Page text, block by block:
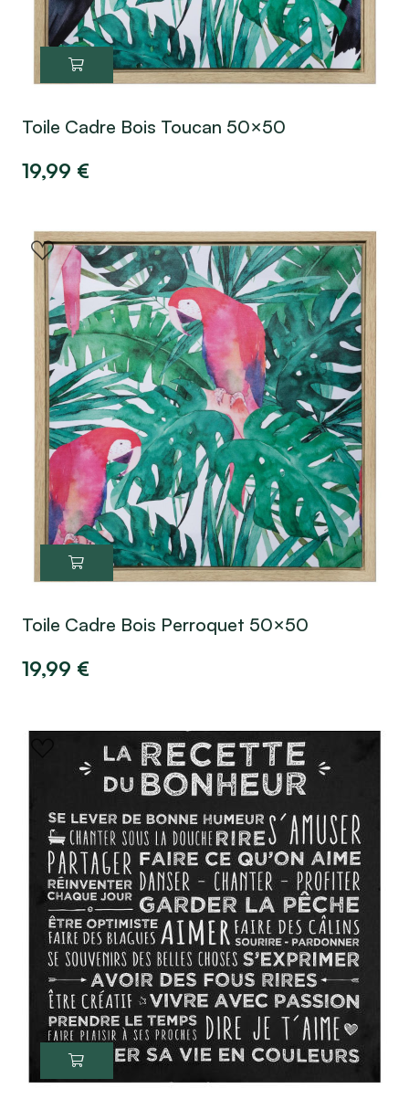
Toile Cadre Bois Toucan 50×50
19,99 €
Toile Cadre Bois Perroquet 50×50
19,99 €